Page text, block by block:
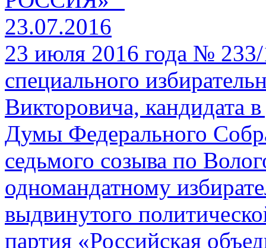
23.07.2016
23 июля 2016 года №
специального
Викторовича, кандидата
Думы Федерального
седьмого созыва по
одномандатному
выдвинутого
партия «Российская